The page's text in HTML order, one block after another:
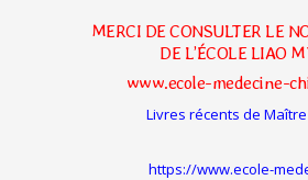
MERCI DE CONSULTER LE
DE L’ÉCOLE LIAO
www.ecole-medecine-
Livres récents de
https://www.ecole-